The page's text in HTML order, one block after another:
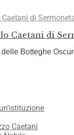
Caetani di
Botteghe
Caetani